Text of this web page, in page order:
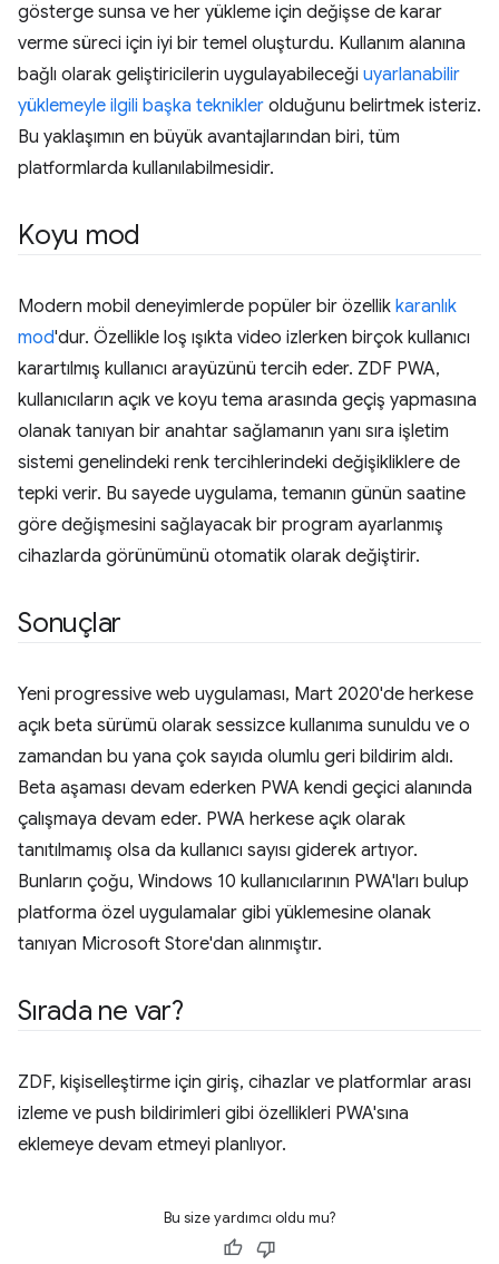
gösterge sunsa ve her yükleme için değişse de karar
verme süreci için iyi bir temel oluşturdu. Kullanım alanına
bağlı olarak geliştiricilerin uygulayabileceği uyarlanabilir
yüklemeyle ilgili başka teknikler olduğunu belirtmek isteriz.
Bu yaklaşımın en büyük avantajlarından biri, tüm
platformlarda kullanılabilmesidir.
Koyu mod
Modern mobil deneyimlerde popüler bir özellik karanlık
mod'dur. Özellikle loş ışıkta video izlerken birçok kullanıcı
karartılmış kullanıcı arayüzünü tercih eder. ZDF PWA,
kullanıcıların açık ve koyu tema arasında geçiş yapmasına
olanak tanıyan bir anahtar sağlamanın yanı sıra işletim
sistemi genelindeki renk tercihlerindeki değişikliklere de
tepki verir. Bu sayede uygulama, temanın günün saatine
göre değişmesini sağlayacak bir program ayarlanmış
cihazlarda görünümünü otomatik olarak değiştirir.
Sonuçlar
Yeni progressive web uygulaması, Mart 2020'de herkese
açık beta sürümü olarak sessizce kullanıma sunuldu ve o
zamandan bu yana çok sayıda olumlu geri bildirim aldı.
Beta aşaması devam ederken PWA kendi geçici alanında
çalışmaya devam eder. PWA herkese açık olarak
tanıtılmamış olsa da kullanıcı sayısı giderek artıyor.
Bunların çoğu, Windows 10 kullanıcılarının PWA'ları bulup
platforma özel uygulamalar gibi yüklemesine olanak
tanıyan Microsoft Store'dan alınmıştır.
Sırada ne var?
ZDF, kişiselleştirme için giriş, cihazlar ve platformlar arası
izleme ve push bildirimleri gibi özellikleri PWA'sına
eklemeye devam etmeyi planlıyor.
Bu size yardımcı oldu mu?